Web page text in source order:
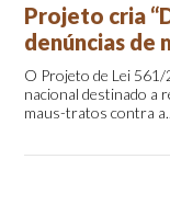
Projeto cria
denúncias de
O Projeto de Lei 561/
nacional destinado a
maus-tratos contra